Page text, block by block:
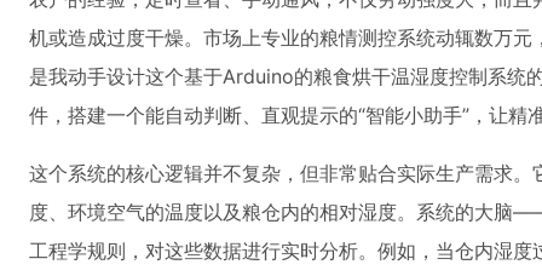
机或造成过度干燥。市场上专业的粮情测控系统动辄数万
是我动手设计这个基于Arduino的粮食烘干温湿度控制系统
件，搭建一个能自动判断、直观提示的“智能小助手”，让精
这个系统的核心逻辑并不复杂，但非常贴合实际生产需求
度、环境空气的温度以及粮仓内的相对湿度。系统的大
工程学规则，对这些数据进行实时分析。例如，当仓内湿